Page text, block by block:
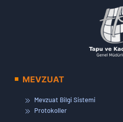
MEVZUAT
Mevzuat Bilgi Sistemi
Protokoller